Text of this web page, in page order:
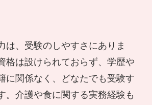
は、受験のしやすさにありま
格は設けられておらず、学歴や
に関係なく、どなたでも受験す
。介護や食に関する実務経験も